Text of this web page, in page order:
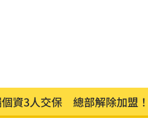
資3人交保 總部解除加盟！